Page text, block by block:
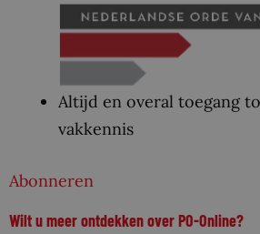
Altijd en overal toegang
vakkennis
Abonneren
Wilt u meer ontdekken over PO-Online?